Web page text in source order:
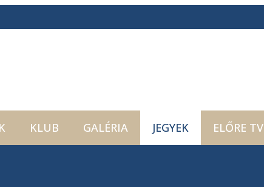
KLUB GALÉRIA JEGYEK ELŐRE TV